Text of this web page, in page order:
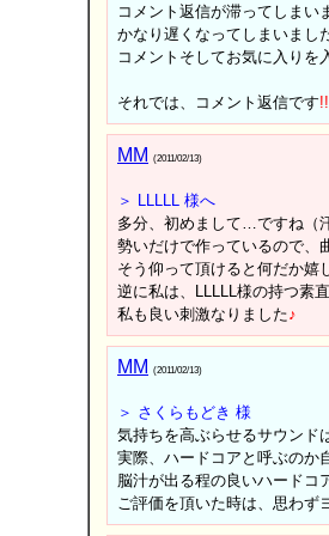
コメント返信が滞ってしまい
かなり遅くなってしまいまし
コメントそしてお気に入りを
それでは、コメント返信です!!
MM (2011/02/13)
＞ LLLLL 様へ
多分、初めまして…ですね（
勢いだけで作っているので、
そう仰って頂けると何だか嬉
逆に私は、LLLLL様の持つ素
私も良い刺激なりました♪
MM (2011/02/13)
＞ さくらもどき 様
気持ちを高ぶらせるサウンド
実際、ハードコアと呼ぶのか
脳汁が出る程の良いハードコ
ご評価を頂いた時は、思わず